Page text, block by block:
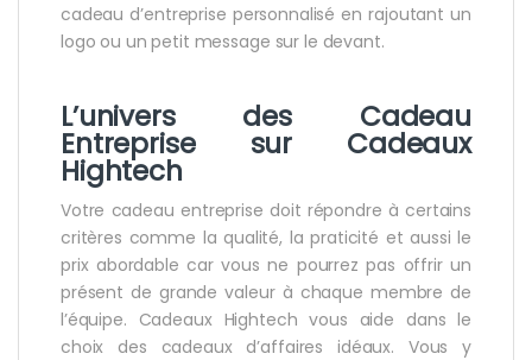
cadeau d’entreprise personnalisé en rajoutant un
logo ou un petit message sur le devant.
L’univers des Cadeau
Entreprise sur Cadeaux
Hightech
Votre cadeau entreprise doit répondre à certains
critères comme la qualité, la praticité et aussi le
prix abordable car vous ne pourrez pas offrir un
présent de grande valeur à chaque membre de
l’équipe. Cadeaux Hightech vous aide dans le
choix des cadeaux d’affaires idéaux. Vous y